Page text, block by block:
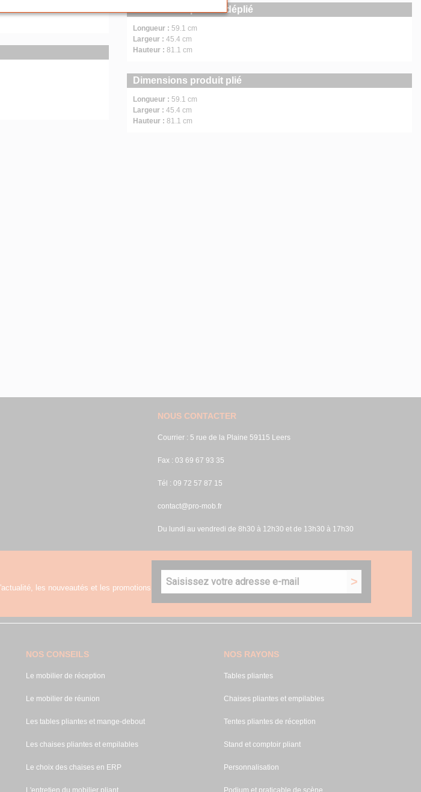
Dimensions produit déplié
Longueur : 59.1 cm
Largeur : 45.4 cm
Hauteur : 81.1 cm
Dimensions produit plié
Longueur : 59.1 cm
Largeur : 45.4 cm
Hauteur : 81.1 cm
NOUS CONTACTER
Courrier : 5 rue de la Plaine 59115 Leers
Fax : 03 69 67 93 35
Tél : 09 72 57 87 15
contact@pro-mob.fr
Du lundi au vendredi de 8h30 à 12h30 et de 13h30 à 17h30
les nouveautés et les promotions
NOS CONSEILS
Le mobilier de réception
Le mobilier de réunion
Les tables pliantes et mange-debout
Les chaises pliantes et empilables
Le choix des chaises en ERP
L'entretien du mobilier pliant
NOS RAYONS
Tables pliantes
Chaises pliantes et empilables
Tentes pliantes de réception
Stand et comptoir pliant
Personnalisation
Podium et praticable de scène